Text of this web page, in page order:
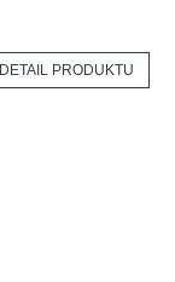
DETAIL PRODUKTU